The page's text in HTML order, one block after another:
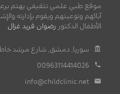
موقع طبي علمي تثقيفي يهتم
آبائهم وتوعيتهم ويقوم بإدارته
الأطفال الدكتور رضوان فريد غزال
سوريا, دمشق, شارع مرشد
00963114414026
info@childclinic.net